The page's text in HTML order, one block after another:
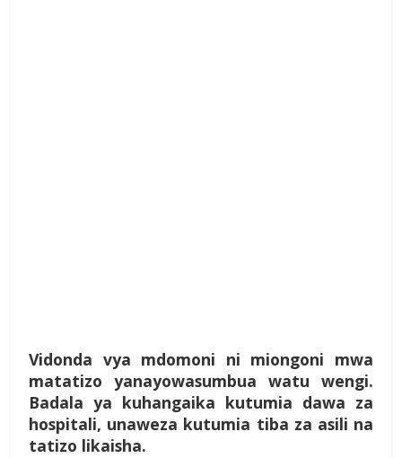
Vidonda vya mdomoni ni miongoni mwa
matatizo yanayowasumbua watu wengi.
Badala ya kuhangaika kutumia dawa za
hospitali, unaweza kutumia tiba za asili na
tatizo likaisha.